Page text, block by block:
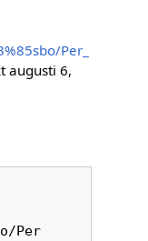
Per_
augusti 6,